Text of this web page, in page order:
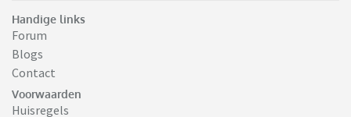
Handige links
Forum
Blogs
Contact
Voorwaarden
Huisregels